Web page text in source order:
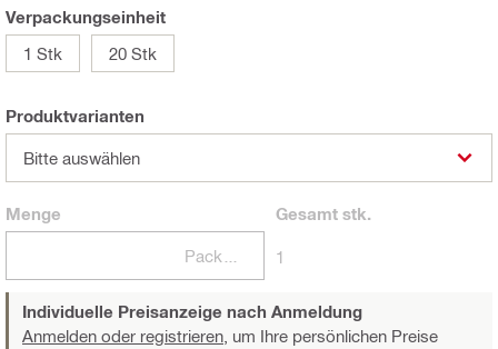
Verpackungseinheit
1 Stk
20 Stk
Produktvarianten
Bitte auswählen
Menge Gesamtstk.
1
Individuelle Preisanzeige nach Anmeldung
Anmelden oder registrieren, um Ihre persönlichen Preise